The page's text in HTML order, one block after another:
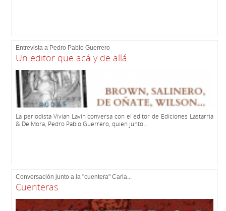
Entrevista a Pedro Pablo Guerrero
Un editor que acá y de allá
La periodista Vivian Lavín conversa con el editor de Ediciones Lastarria
& De Mora, Pedro Pablo Guerrero, quien junto...
Conversación junto a la "cuentera" Carla...
Cuenteras